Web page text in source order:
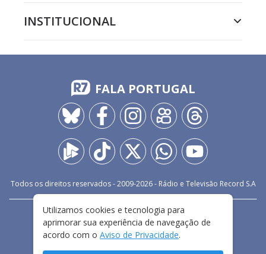
INSTITUCIONAL
FALA PORTUGAL
Todos os direitos reservados - 2009-2026- Rádio e Televisão Record S.A
FALE CONOSCO
PRIVACIDADE
TERMOS E CONDIÇÕES DE USO
Utilizamos cookies e tecnologia para
aprimorar sua experiência de navegação de
acordo com o Aviso de Privacidade.